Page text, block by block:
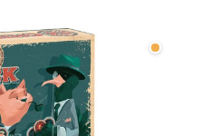
Wenige